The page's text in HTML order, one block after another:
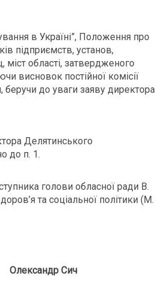
в Україні”, Положення про
підприємств, установ,
міст області, затвердженого
висновок постійної комісії
беручи до уваги заяву директора
Делятинського
до п. 1.
голови обласної ради В.
та соціальної політики (М.
Сич